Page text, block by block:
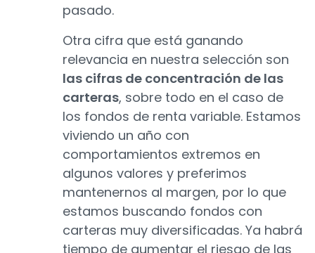
pasado.
Otra cifra que está ganando
relevancia en nuestra selección son
las cifras de concentración de las
carteras, sobre todo en el caso de
los fondos de renta variable. Estamos
viviendo un año con
comportamientos extremos en
algunos valores y preferimos
mantenernos al margen, por lo que
estamos buscando fondos con
carteras muy diversificadas. Ya habrá
tiempo de aumentar el riesgo de las